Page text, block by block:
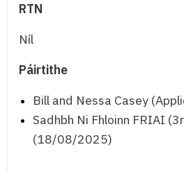
RTN
Níl
Páirtithe
Bill and Nessa Casey
Sadhbh Ni Fhloinn FRIAI
(18/08/2025)